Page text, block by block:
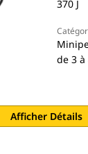
370 J
de 3 à
Afficher Détails